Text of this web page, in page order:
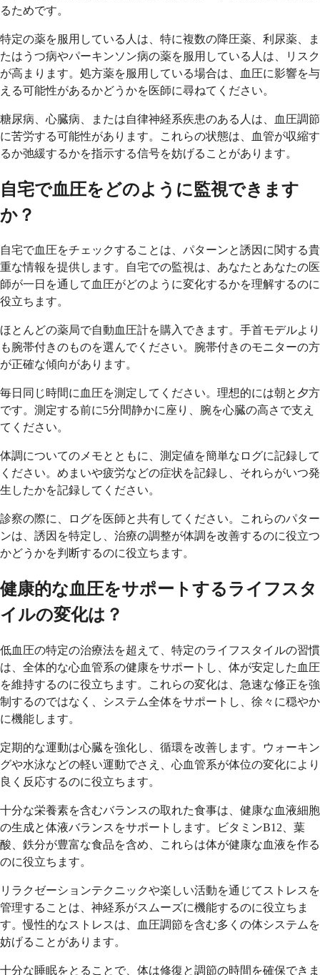
るためです。
特定の薬を服用している人は、特に複数の降圧薬、利尿薬、ま
たはうつ病やパーキンソン病の薬を服用している人は、リスク
が高まります。処方薬を服用している場合は、血圧に影響を与
える可能性があるかどうかを医師に尋ねてください。
糖尿病、心臓病、または自律神経系疾患のある人は、血圧調節
に苦労する可能性があります。これらの状態は、血管が収縮す
るか弛緩するかを指示する信号を妨げることがあります。
自宅で血圧をどのように監視できます
か？
自宅で血圧をチェックすることは、パターンと誘因に関する貴
重な情報を提供します。自宅での監視は、あなたとあなたの医
師が一日を通して血圧がどのように変化するかを理解するのに
役立ちます。
ほとんどの薬局で自動血圧計を購入できます。手首モデルより
も腕帯付きのものを選んでください。腕帯付きのモニターの方
が正確な傾向があります。
毎日同じ時間に血圧を測定してください。理想的には朝と夕方
です。測定する前に5分間静かに座り、腕を心臓の高さで支え
てください。
体調についてのメモとともに、測定値を簡単なログに記録して
ください。めまいや疲労などの症状を記録し、それらがいつ発
生したかを記録してください。
診察の際に、ログを医師と共有してください。これらのパター
ンは、誘因を特定し、治療の調整が体調を改善するのに役立つ
かどうかを判断するのに役立ちます。
健康的な血圧をサポートするライフスタ
イルの変化は？
低血圧の特定の治療法を超えて、特定のライフスタイルの習慣
は、全体的な心血管系の健康をサポートし、体が安定した血圧
を維持するのに役立ちます。これらの変化は、急速な修正を強
制するのではなく、システム全体をサポートし、徐々に穏やか
に機能します。
定期的な運動は心臓を強化し、循環を改善します。ウォーキン
グや水泳などの軽い運動でさえ、心血管系が体位の変化により
良く反応するのに役立ちます。
十分な栄養素を含むバランスの取れた食事は、健康な血液細胞
の生成と体液バランスをサポートします。ビタミンB12、葉
酸、鉄分が豊富な食品を含め、これらは体が健康な血液を作る
のに役立ちます。
リラクゼーションテクニックや楽しい活動を通じてストレスを
管理することは、神経系がスムーズに機能するのに役立ちま
す。慢性的なストレスは、血圧調節を含む多くの体システムを
妨げることがあります。
十分な睡眠をとることで、体は修復と調節の時間を確保できま